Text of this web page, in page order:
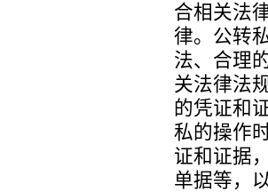
合相关法
律。公转
法、合理
关法律法
的凭证和
私的操作
证和证据
单据等，